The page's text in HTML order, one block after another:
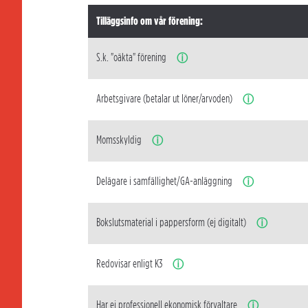
Tilläggsinfo om vår förening:
S.k. "oäkta" förening ⓘ
Arbetsgivare (betalar ut löner/arvoden) ⓘ
Momsskyldig ⓘ
Delägare i samfällighet/GA-anläggning ⓘ
Bokslutsmaterial i pappersform (ej digitalt) ⓘ
Redovisar enligt K3 ⓘ
Har ej professionell ekonomisk förvaltare